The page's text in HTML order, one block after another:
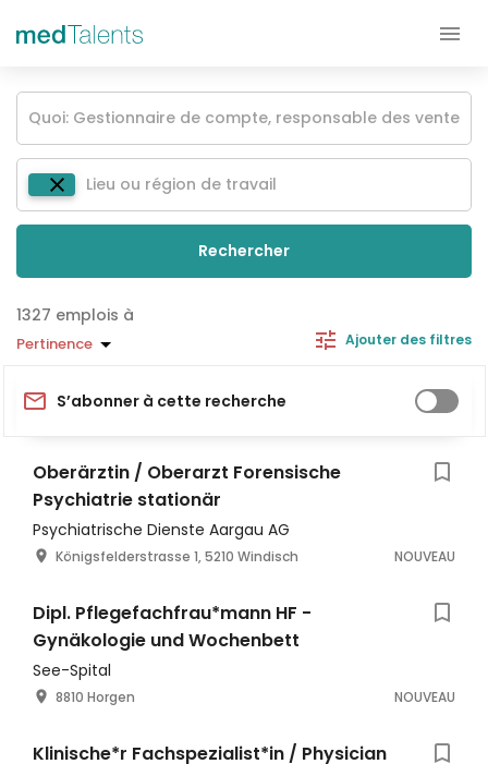
Rechercher
emplois à
Pertinence Ajouter des filtres
S’abonner à cette recherche
Oberärztin / Oberarzt Forensische
Psychiatrie stationär
Psychiatrische Dienste Aargau AG
Königsfelderstrasse 1, 5210 Windisch NOUVEAU
Dipl. Pflegefachfrau*mann HF -
Gynäkologie und Wochenbett
See-Spital
8810 Horgen NOUVEAU
Klinische*r Fachspezialist*in / Physician